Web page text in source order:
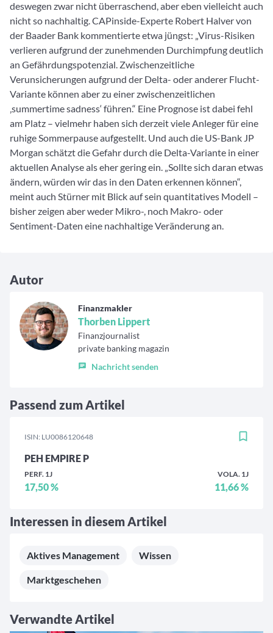
deswegen zwar nicht überraschend, aber eben vielleicht auch
nicht so nachhaltig. CAPinside-Experte Robert Halver von
der Baader Bank kommentierte etwa jüngst: „Virus-Risiken
verlieren aufgrund der zunehmenden Durchimpfung deutlich
an Gefährdungspotenzial. Zwischenzeitliche
Verunsicherungen aufgrund der Delta- oder anderer Flucht-
Variante können aber zu einer zwischenzeitlichen
‚summertime sadness‘ führen.“ Eine Prognose ist dabei fehl
am Platz – vielmehr haben sich derzeit viele Anleger für eine
ruhige Sommerpause aufgestellt. Und auch die US-Bank JP
Morgan schätzt die Gefahr durch die Delta-Variante in einer
aktuellen Analyse als eher gering ein. „Sollte sich daran etwas
ändern, würden wir das in den Daten erkennen können“,
meint auch Stürner mit Blick auf sein quantitatives Modell –
bisher zeigen aber weder Mikro-, noch Makro- oder
Sentiment-Daten eine nachhaltige Veränderung an.
Autor
Finanzmakler
Thorben Lippert
Finanzjournalist
private banking magazin
Nachricht senden
Passend zum Artikel
ISIN: LU0086120648
PEH EMPIRE P
PERF. 1J
17,50 %
VOLA. 1J
11,66 %
Interessen in diesem Artikel
Aktives Management Wissen
Marktgeschehen
Verwandte Artikel